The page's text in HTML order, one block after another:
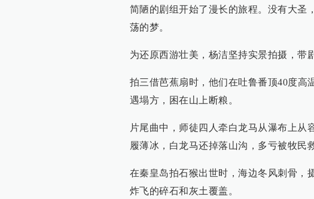
简陋的剧组开始了漫长的旅程。没有大圣
荡的梦。
为还原西游壮美，杨洁坚持实景拍摄，带
拍三借芭蕉扇时，他们在吐鲁番顶40度高
遇塌方，困在山上断粮。
片尾曲中，师徒四人牵白龙马从瀑布上从
履薄冰，白龙马还掉落山沟，多亏被牧民
在秦皇岛拍石猴出世时，海边冬风刺骨，
炸飞的碎石和灰土覆盖。